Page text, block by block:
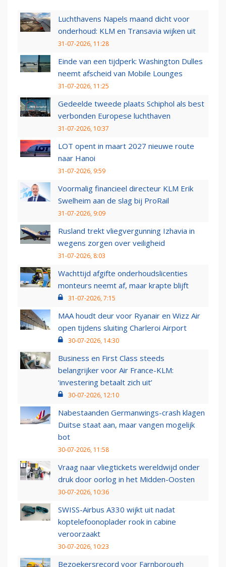
Luchthavens Napels maand dicht voor
onderhoud: KLM en Transavia wijken uit
31-07-2026, 11:28
Einde van een tijdperk: Washington Dulles
neemt afscheid van Mobile Lounges
31-07-2026, 11:25
Gedeelde tweede plaats Schiphol als best
verbonden Europese luchthaven
31-07-2026, 10:37
LOT opent in maart 2027 nieuwe route
naar Hanoi
31-07-2026, 9:59
Voormalig financieel directeur KLM Erik
Swelheim aan de slag bij ProRail
31-07-2026, 9:09
Rusland trekt vliegvergunning Izhavia in
wegens zorgen over veiligheid
31-07-2026, 8:03
Wachttijd afgifte onderhoudslicenties
monteurs neemt af, maar krapte blijft
31-07-2026, 7:15
MAA houdt deur voor Ryanair en Wizz Air
open tijdens sluiting Charleroi Airport
30-07-2026, 14:30
Business en First Class steeds
belangrijker voor Air France-KLM:
‘investering betaalt zich uit’
30-07-2026, 12:10
Nabestaanden Germanwings-crash klagen
Duitse staat aan, maar vangen mogelijk
bot
30-07-2026, 11:58
Vraag naar vliegtickets wereldwijd onder
druk door oorlog in het Midden-Oosten
30-07-2026, 10:36
SWISS-Airbus A330 wijkt uit nadat
koptelefoonoplader rook in cabine
veroorzaakt
30-07-2026, 10:23
Bezoekersrecord voor Farnborough